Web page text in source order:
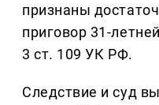
признаны
приговор 31-
3 ст. 109 УК РФ.
Следствие и суд